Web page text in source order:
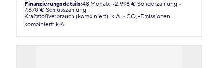
Finanzierungsdetails:48 Monate 2.998 € Sonderzahlung
7.870 € Schlusszahlung
Kraftstoffverbrauch (kombiniert): k.A.
CO₂-Emissionen
kombiniert: k.A.